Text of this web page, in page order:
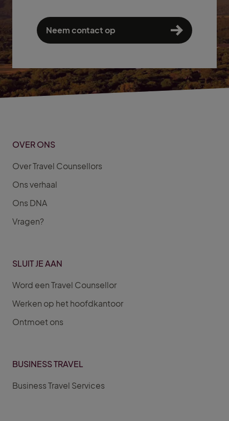
Neem contact op
OVER ONS
Over Travel Counsellors
Ons verhaal
Ons DNA
Vragen?
SLUIT JE AAN
Word een Travel Counsellor
Werken op het hoofdkantoor
Ontmoet ons
BUSINESS TRAVEL
Business Travel Services